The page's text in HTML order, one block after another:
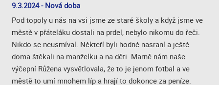
9.3.2024 - Nová doba
Pod topoly u nás na vsi jsme ze staré školy a když jsme ve
městě v přáteláku dostali na prdel, nebylo nikomu do řeči.
Nikdo se neusmíval. Někteří byli hodně nasraní a ještě
doma štěkali na manželku a na děti. Marně nám naše
výčepní Růžena vysvětlovala, že to je jenom fotbal a ve
městě to umí mnohem líp a hrají to dokonce za peníze.